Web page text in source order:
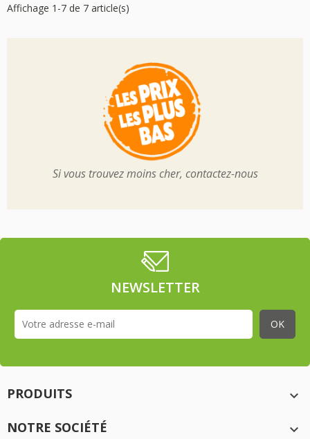
Affichage 1-7 de 7 article(s)
Si vous trouvez moins cher, contactez-nous
NEWSLETTER
PRODUITS

NOTRE SOCIÉTÉ
